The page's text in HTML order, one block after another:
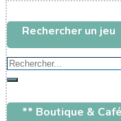
Rechercher un jeu
Rechercher...
Rechercher
** Boutique &